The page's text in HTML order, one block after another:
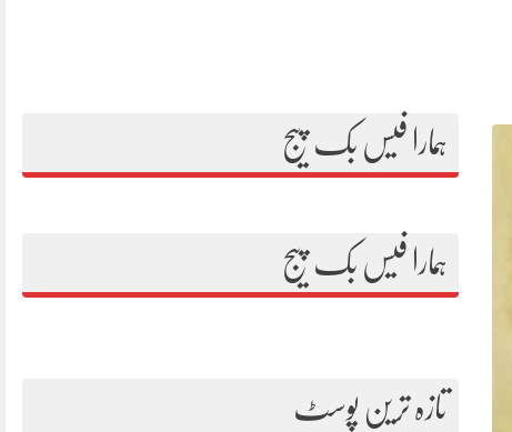
ہمارا فیس بک پیج
ہمارا فیس بک پیج
تازہ ترین پوسٹ